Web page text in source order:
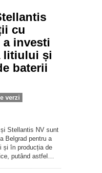
cu
investi
litiului și
baterii
verzi
Stellantis NV sunt
Belgrad pentru a
și în producția de
putând astfel…